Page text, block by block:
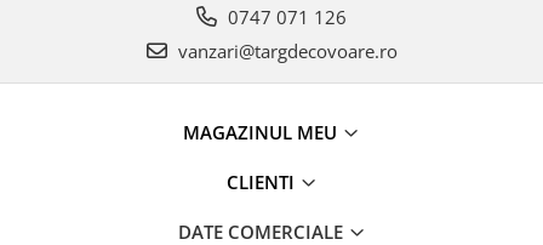
0747 071 126
vanzari@targdecovoare.ro
MAGAZINUL MEU
CLIENTI
DATE COMERCIALE